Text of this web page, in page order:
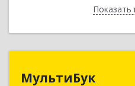
Показать
МультиБук